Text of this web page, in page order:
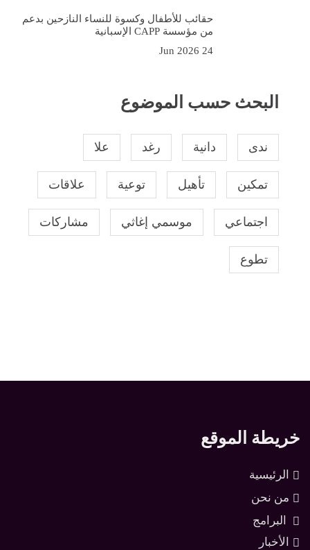
حقائب للأطفال وكسوة للنساء النازحين بدعم
من مؤسسة CAPP الإسبانية
24 Jun 2026
البحث حسب الموضوع
ندى دانية رغد علا
تمكين تأهيل توعية علاقات
اجتماعي موسمي إغاثي مشاركات
تطوع
خريطة الموقع
الرئيسية
من نحن
البرامج
الأخبار